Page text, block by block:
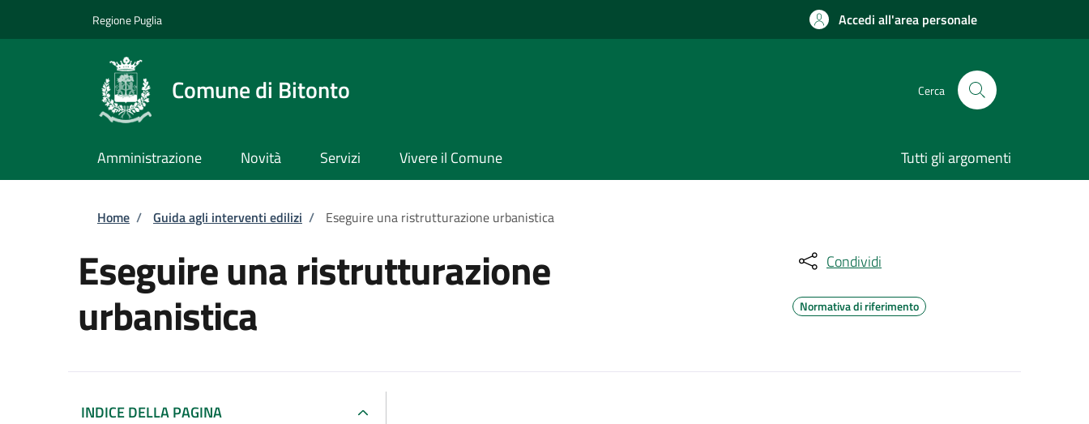
Regione Puglia Accedi all'area personale
Comune di Bitonto Cerca
Amministrazione Novità Servizi Vivere il Comune Tutti gli argomenti
Briciole di pane
Home / Guida agli interventi edilizi / Eseguire una ristrutturazione urbanistica
Eseguire una ristrutturazione
urbanistica
Condividi
Normativa di riferimento
INDICE DELLA PAGINA